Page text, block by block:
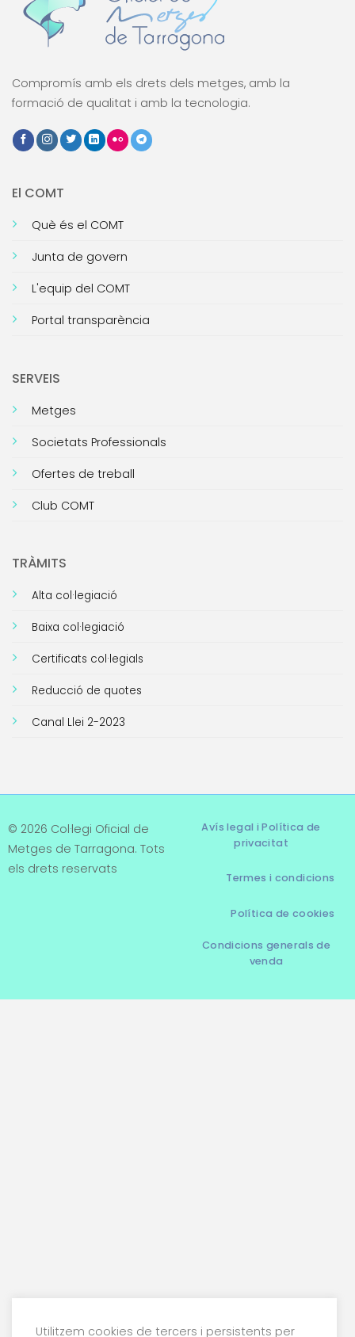
Compromís amb els drets dels metges, amb la
formació de qualitat i amb la tecnologia.
El COMT
Què és el COMT
Junta de govern
L'equip del COMT
Portal transparència
SERVEIS
Metges
Societats Professionals
Ofertes de treball
Club COMT
TRÀMITS
Alta col·legiació
Baixa col·legiació
Certificats col·legials
Reducció de quotes
Canal Llei 2-2023
© 2026 Col·legi Oficial de
Metges de Tarragona. Tots
els drets reservats
Avís legal i Política de
privacitat
Termes i condicions
Política de cookies
Condicions generals de
venda
Utilitzem cookies de tercers i persistents per